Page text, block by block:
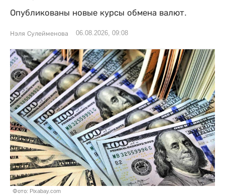
Опубликованы новые курсы обмена валют.
Нэля Сулейменова 06.08.2026, 09:08
Фото: Pixabay.com